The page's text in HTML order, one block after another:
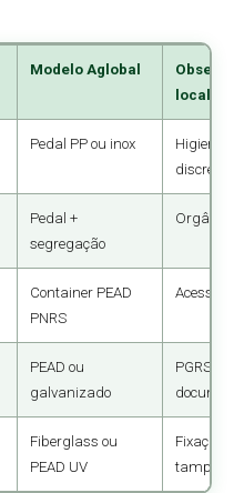
Modelo Aglobal
local
Pedal PP ou inox
Higiene e
Pedal +
segregação
Container PEAD
PNRS
Acesso
PEAD ou
galvanizado
PGRS
Fiberglass ou
PEAD UV
Fixação e
tampa